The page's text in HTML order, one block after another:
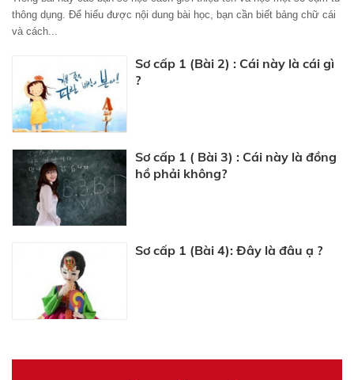
thông dụng. Để hiểu được nội dung bài học, bạn cần biết bảng chữ cái
và cách...
Sơ cấp 1 (Bài 2) : Cái này là cái gì
?
Sơ cấp 1 ( Bài 3) : Cái này là đồng
hồ phải không?
Sơ cấp 1 (Bài 4): Đây là đâu ạ ?